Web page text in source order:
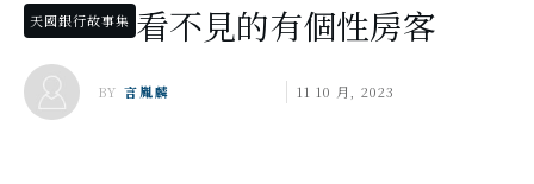
天國銀行故事集 看不見的有個性房客
BY言胤麟 11 10 月, 2023